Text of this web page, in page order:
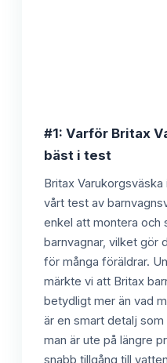
#1: Varför Britax
bäst i test
Britax
vårt test av
enkel att montera och
barnvagnar, vilket gör
för många föräldrar.
märkte vi att Britax
betydligt mer än vad
är en smart detalj
man är ute på längre
snabb tillgång till